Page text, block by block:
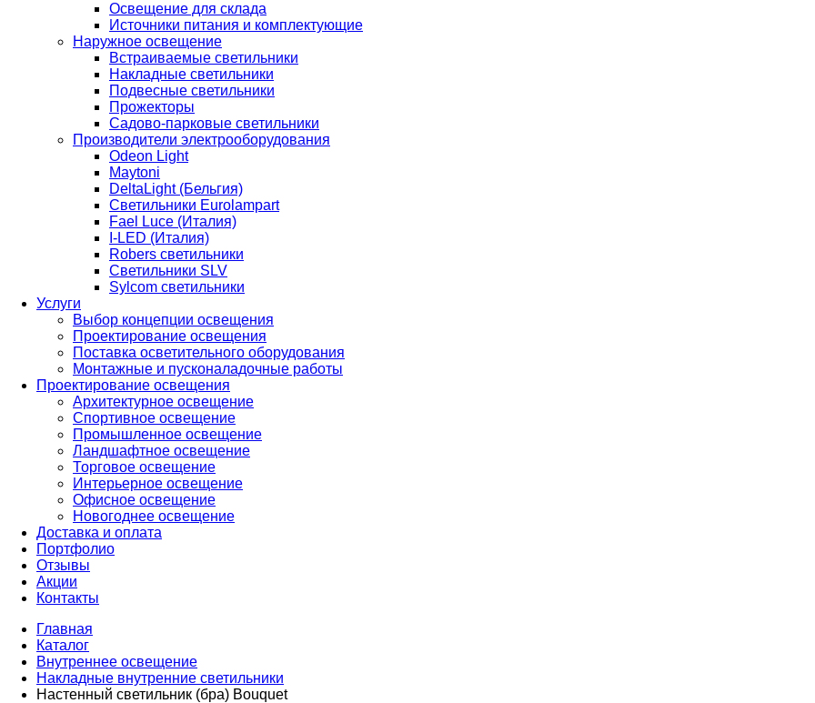
Освещение для склада
Источники питания и комплектующие
Наружное освещение
Встраиваемые светильники
Накладные светильники
Подвесные светильники
Прожекторы
Садово-парковые светильники
Производители электрооборудования
Odeon Light
Maytoni
DeltaLight (Бельгия)
Светильники Eurolampart
Fael Luce (Италия)
I-LED (Италия)
Robers светильники
Светильники SLV
Sylcom светильники
Услуги
Выбор концепции освещения
Проектирование освещения
Поставка осветительного оборудования
Монтажные и пусконаладочные работы
Проектирование освещения
Архитектурное освещение
Спортивное освещение
Промышленное освещение
Ландшафтное освещение
Торговое освещение
Интерьерное освещение
Офисное освещение
Новогоднее освещение
Доставка и оплата
Портфолио
Отзывы
Акции
Контакты
Главная
Каталог
Внутреннее оcвещение
Накладные внутренние светильники
Настенный светильник (бра) Bouquet